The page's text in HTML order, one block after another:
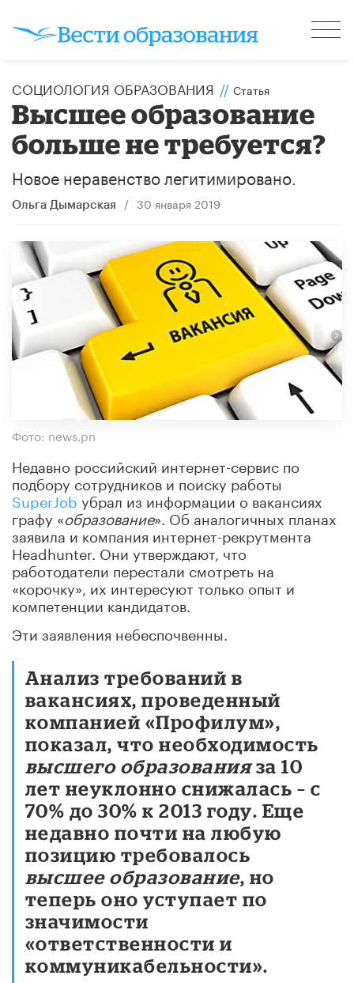
CОЦИОЛОГИЯ ОБРАЗОВАНИЯ // Статья
Высшее образование
больше не требуется?
Новое неравенство легитимировано.
Ольга Дымарская / 30 января 2019
Фото: news.pn
Недавно российский интернет-сервис по
подбору сотрудников и поиску работы
SuperJob убрал из информации о вакансиях
графу «образование». Об аналогичных планах
заявила и компания интернет-рекрутмента
Headhunter. Они утверждают, что
работодатели перестали смотреть на
«корочку», их интересуют только опыт и
компетенции кандидатов.
Эти заявления небеспочвенны.
Анализ требований в
вакансиях, проведенный
компанией «Профилум»,
показал, что необходимость
высшего образованияза 10
лет неуклонно снижалась – с
70% до 30% к 2013 году. Еще
недавно почти на любую
позицию требовалось
высшее образование, но
теперь оно уступает по
значимости
«ответственности и
коммуникабельности».